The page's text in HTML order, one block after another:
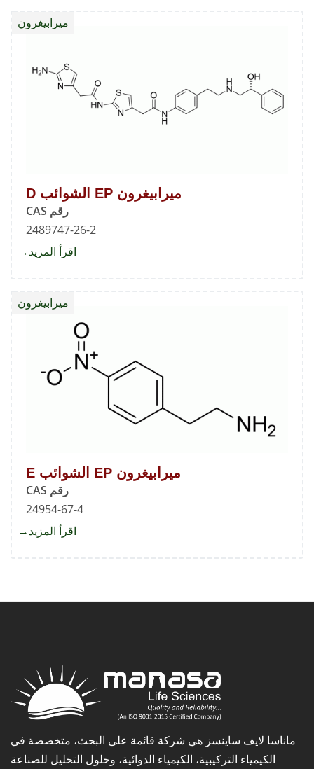
ميرابيغرون EP الشوائب D
رقم CAS
2489747-26-2
ميرابيغرون
اقرأ المزيد
ميرابيغرون EP الشوائب E
رقم CAS
24954-67-4
ميرابيغرون
اقرأ المزيد
E
ماناسا لايف ساينسز هي شركة قائمة على البحث، متخصصة في
الكيمياء التركيبية، الكيمياء الدوائية، وحلول التحليل للصناعة